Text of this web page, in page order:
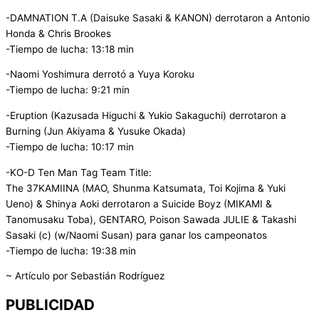
-DAMNATION T.A (Daisuke Sasaki & KANON) derrotaron a Antonio
Honda & Chris Brookes
-Tiempo de lucha: 13:18 min
-Naomi Yoshimura derrotó a Yuya Koroku
-Tiempo de lucha: 9:21 min
-Eruption (Kazusada Higuchi & Yukio Sakaguchi) derrotaron a
Burning (Jun Akiyama & Yusuke Okada)
-Tiempo de lucha: 10:17 min
-KO-D Ten Man Tag Team Title:
The 37KAMIINA (MAO, Shunma Katsumata, Toi Kojima & Yuki
Ueno) & Shinya Aoki derrotaron a Suicide Boyz (MIKAMI &
Tanomusaku Toba), GENTARO, Poison Sawada JULIE & Takashi
Sasaki (c) (w/Naomi Susan) para ganar los campeonatos
-Tiempo de lucha: 19:38 min
~ Artículo por Sebastián Rodríguez
PUBLICIDAD